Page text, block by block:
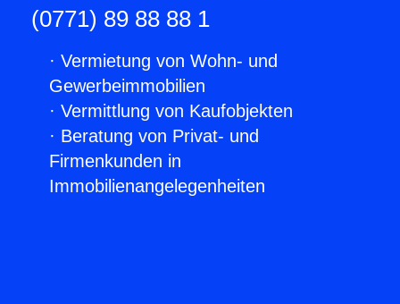
(0771) 89 88 88 1
· Vermietung von Wohn- und
Gewerbeimmobilien
· Vermittlung von Kaufobjekten
· Beratung von Privat- und
Firmenkunden in
Immobilienangelegenheiten